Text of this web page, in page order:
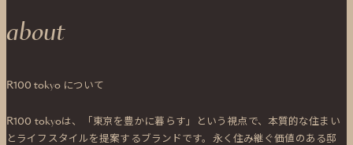
about
R100 tokyo について
R100 tokyoは、「東京を豊かに暮らす」という視点で、本質的な住まい
とライフスタイルを提案するブランドです。永く住み継ぐ価値のある邸